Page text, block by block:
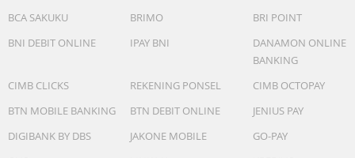
BCA SAKUKU
BRIMO
BRI POINT
BNI DEBIT ONLINE
IPAY BNI
DANAMON ONLINE
BANKING
CIMB CLICKS
REKENING PONSEL
CIMB OCTOPAY
BTN MOBILE BANKING
BTN DEBIT ONLINE
JENIUS PAY
DIGIBANK BY DBS
JAKONE MOBILE
GO-PAY